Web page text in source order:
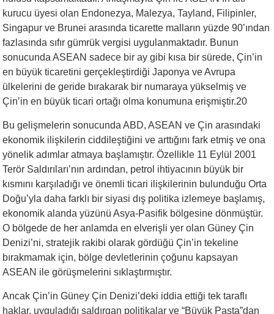
kurucu üyesi olan Endonezya, Malezya, Tayland, Filipinler,
Singapur ve Brunei arasında ticarette malların yüzde 90’ından
fazlasında sıfır gümrük vergisi uygulanmaktadır. Bunun
sonucunda ASEAN sadece bir ay gibi kısa bir sürede, Çin’in
en büyük ticaretini gerçekleştirdiği Japonya ve Avrupa
ülkelerini de geride bırakarak bir numaraya yükselmiş ve
Çin’in en büyük ticari ortağı olma konumuna erişmiştir.20
Bu gelişmelerin sonucunda ABD, ASEAN ve Çin arasındaki
ekonomik ilişkilerin ciddileştiğini ve arttığını fark etmiş ve ona
yönelik adımlar atmaya başlamıştır. Özellikle 11 Eylül 2001
Terör Saldırıları’nın ardından, petrol ihtiyacının büyük bir
kısmını karşıladığı ve önemli ticari ilişkilerinin bulunduğu Orta
Doğu’yla daha farklı bir siyasi dış politika izlemeye başlamış,
ekonomik alanda yüzünü Asya-Pasifik bölgesine dönmüştür.
O bölgede de her anlamda en elverişli yer olan Güney Çin
Denizi’ni, stratejik rakibi olarak gördüğü Çin’in tekeline
bırakmamak için, bölge devletlerinin çoğunu kapsayan
ASEAN ile görüşmelerini sıklaştırmıştır.
Ancak Çin’in Güney Çin Denizi’deki iddia ettiği tek taraflı
haklar, uyguladığı saldırgan politikalar ve “Büyük Pasta”dan